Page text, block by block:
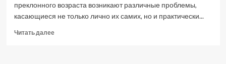
преклонного возраста возникают различные проблемы,
касающиеся не только лично их самих, но и практически...
Читать далееПрочитать